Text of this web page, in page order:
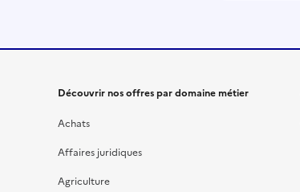
Découvrir nos offres par domaine métier
Achats
Affaires juridiques
Agriculture